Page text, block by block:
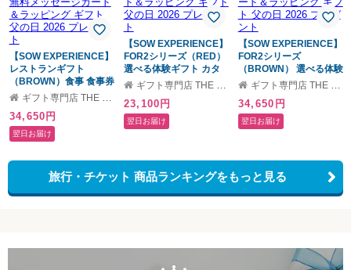
【SOW EXPERIENCE】
レストランギフト
（BROWN）食事 食事券
レストランチケット 会
メッセージカード＆ラッ
ピング ギフト 父の日
2026 プレゼント
ギフト専門店 THE WOW
34,650円
翌日お届け
【SOW EXPERIENCE】
FOR2シリーズ（RED）
選べる体験ギフト カタ
ログギフト ☆無料メッ
グ ギフト 父の日 2026
プレゼント
ギフト専門店 THE WOW
23,100円
翌日お届け
【SOW EXPERIENCE】
FOR2シリーズ
（BROWN） 選べる体験
ギフト カタログギフト
＆ラッピング ギフト 父
の日 2026 プレゼント
ギフト専門店 THE WOW
34,650円
翌日お届け
旅行・チケット 商品ランキングをもっと見る